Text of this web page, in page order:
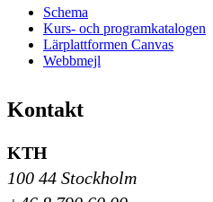
Schema
Kurs- och programkatalogen
Lärplattformen Canvas
Webbmejl
Kontakt
KTH
100 44 Stockholm